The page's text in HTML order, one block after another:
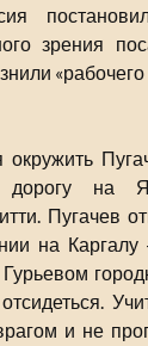
зрения
окружить
дорогу на
Пугачев
на
и не